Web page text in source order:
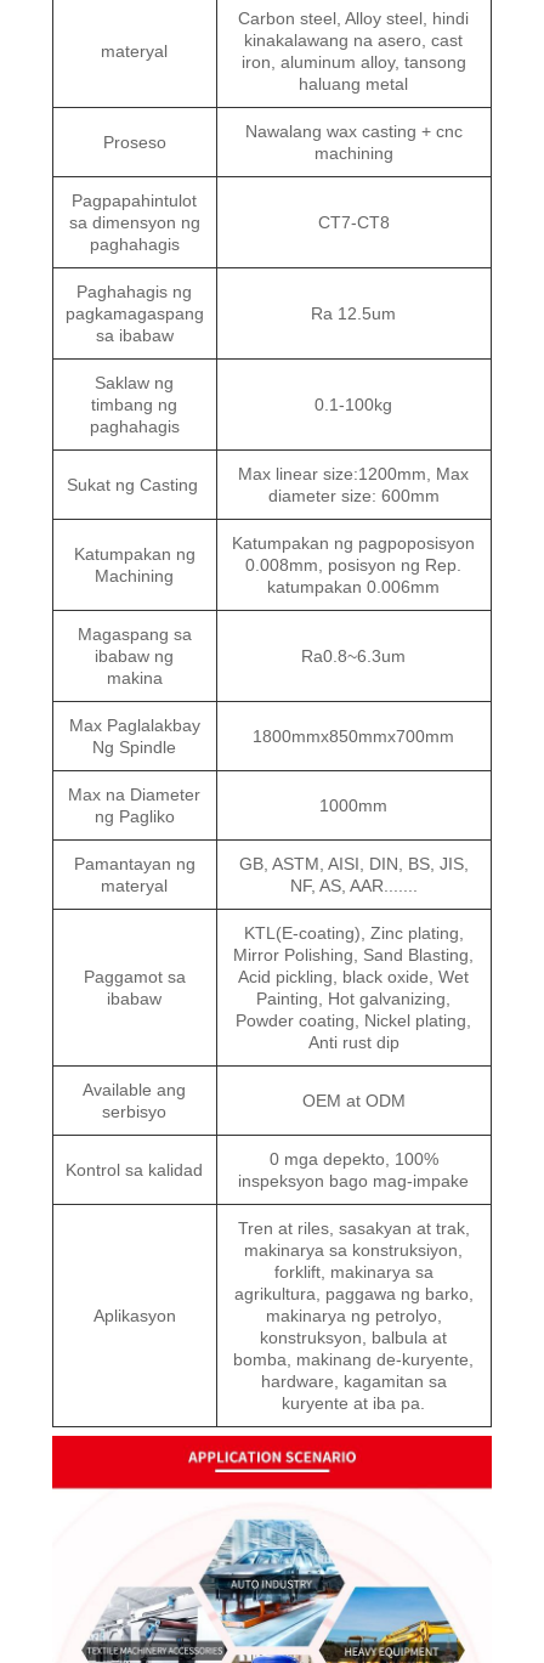
materyal
Carbon steel, Alloy steel, hindi
kinakalawang na asero, cast
iron, aluminum alloy, tansong
haluang metal
Proseso
Nawalang wax casting + cnc
machining
Pagpapahintulot
sa dimensyon ng
paghahagis
CT7-CT8
Paghahagis ng
pagkamagaspang
sa ibabaw
Ra 12.5um
Saklaw ng
timbang ng
paghahagis
0.1-100kg
Sukat ng Casting
Max linear size:1200mm, Max
diameter size: 600mm
Katumpakan ng
Machining
Katumpakan ng pagpoposisyon
0.008mm, posisyon ng Rep.
katumpakan 0.006mm
Magaspang sa
ibabaw ng
makina
Ra0.8~6.3um
Max Paglalakbay
Ng Spindle
1800mmx850mmx700mm
Max na Diameter
ng Pagliko
1000mm
Pamantayan ng
materyal
GB, ASTM, AISI, DIN, BS, JIS,
NF, AS, AAR.......
Paggamot sa
ibabaw
KTL(E-coating), Zinc plating,
Mirror Polishing, Sand Blasting,
Acid pickling, black oxide, Wet
Painting, Hot galvanizing,
Powder coating, Nickel plating,
Anti rust dip
Available ang
serbisyo
OEM at ODM
Kontrol sa kalidad
0 mga depekto, 100%
inspeksyon bago mag-impake
Aplikasyon
Tren at riles, sasakyan at trak,
makinarya sa konstruksiyon,
forklift, makinarya sa
agrikultura, paggawa ng barko,
makinarya ng petrolyo,
konstruksyon, balbula at
bomba, makinang de-kuryente,
hardware, kagamitan sa
kuryente at iba pa.